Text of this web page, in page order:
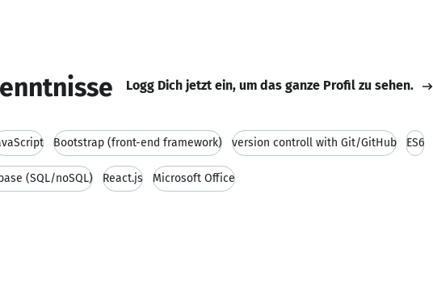
Logg Dich jetzt ein, um das ganze Profil zu sehen.
Bootstrap (front-end framework) version controll with Git/GitHub ES6
(SQL/noSQL) React.js Microsoft Office